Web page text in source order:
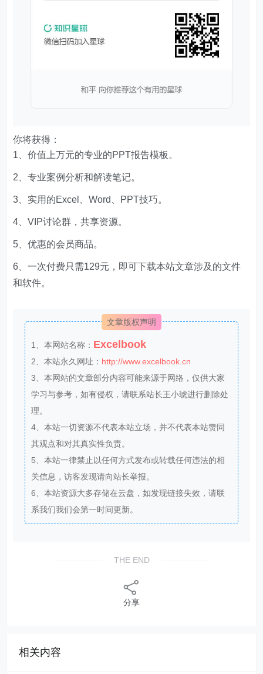
你将获得：
1、价值上万元的专业的PPT报告模板。
2、专业案例分析和解读笔记。
3、实用的Excel、Word、PPT技巧。
4、VIP讨论群，共享资源。
5、优惠的会员商品。
6、一次付费只需129元，即可下载本站文章涉及的文件
和软件。
文章版权声明
1、本网站名称： Excelbook
2、本站永久网址： http://www.excelbook.cn
3、本网站的文章部分内容可能来源于网络，仅供大家
学习与参考，如有侵权，请联系站长王小琥进行删除处
理。
4、本站一切资源不代表本站立场，并不代表本站赞同
其观点和对其真实性负责。
5、本站一律禁止以任何方式发布或转载任何违法的相
关信息，访客发现请向站长举报。
6、本站资源大多存储在云盘，如发现链接失效，请联
系我们我们会第一时间更新。
THE END
分享
相关内容